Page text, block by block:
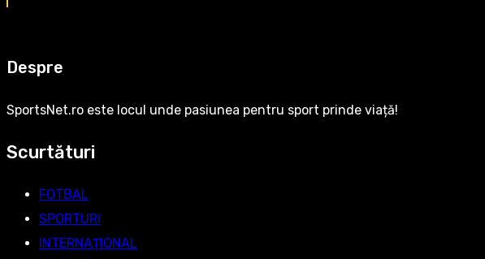
Despre
SportsNet.ro este locul unde pasiunea pentru sport prinde viață!
Scurtături
FOTBAL
SPORTURI
INTERNAȚIONAL